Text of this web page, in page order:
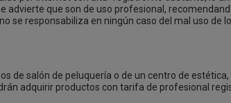
advierte que son de uso profesional,
se responsabiliza en ningún caso del mal uso de
de salón de peluquería o de un centro de
adquirir productos con tarifa de profesional